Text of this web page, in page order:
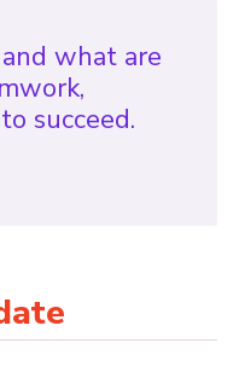
what are
succeed.